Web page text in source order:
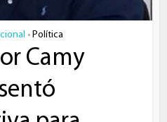
• Política
Camy